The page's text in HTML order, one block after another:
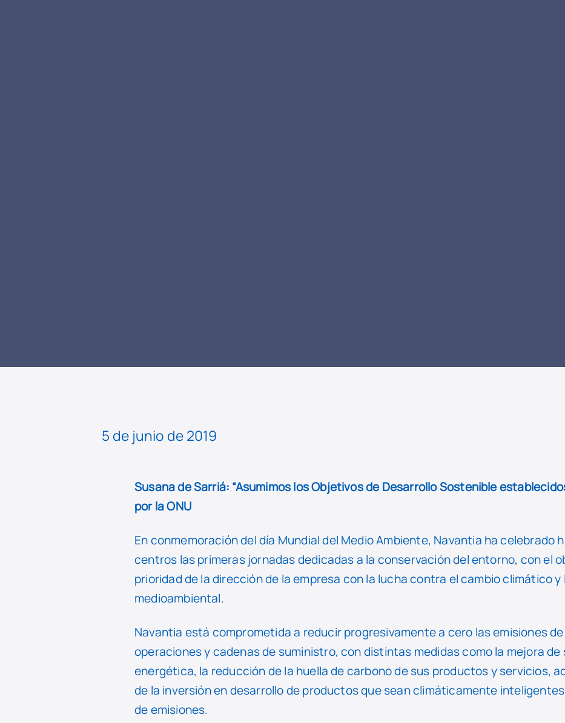
5 de junio de 2019
Susana de Sarriá: “Asumimos los Objetivos de Desarrollo Sostenible
por la ONU
En conmemoración del día Mundial del Medio Ambiente, Navantia ha celebrado
centros las primeras jornadas dedicadas a la conservación del entorno, con el
prioridad de la dirección de la empresa con la lucha contra el cambio climático
medioambiental.
Navantia está comprometida a reducir progresivamente a cero las emisiones
operaciones y cadenas de suministro, con distintas medidas como la mejora de
energética, la reducción de la huella de carbono de sus productos y servicios,
de la inversión en desarrollo de productos que sean climáticamente
de emisiones.